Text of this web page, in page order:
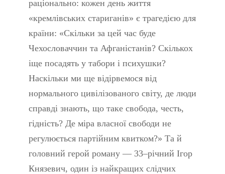
раціонально: кожен день життя
«кремлівських стариганів» є трагедією для
країни: «Скільки за цей час буде
Чехословаччин та Афганістанів? Скількох
іще посадять у табори і психушки?
Наскільки ми ще відірвемося від
нормального цивілізованого світу, де люди
справді знають, що таке свобода, честь,
гідність? Де міра власної свободи не
регулюється партійним квитком?» Та й
головний герой роману — 33–річний Ігор
Князевич, один із найкращих слідчих